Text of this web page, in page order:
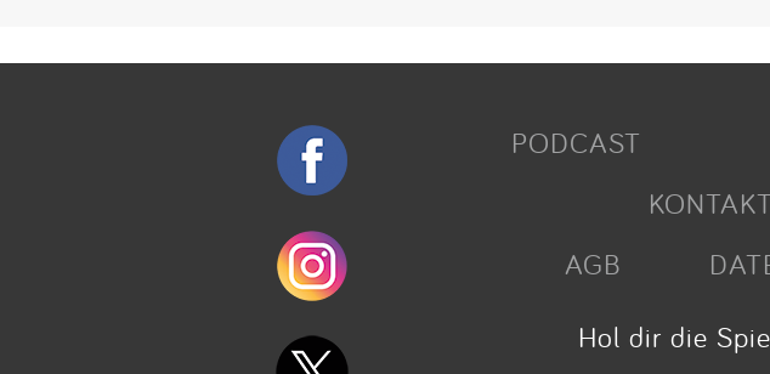
PODCAST
KONTAKT
AGB
Hol dir die